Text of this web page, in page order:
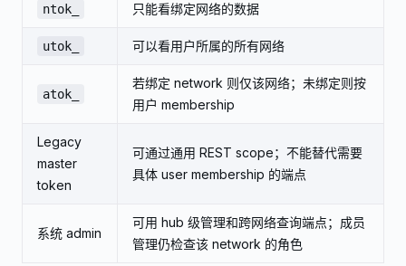
ntok_ 只能看绑定网络的数据
utok_ 可以看用户所属的所有网络
atok_
若绑定 network 则仅该网络；未绑定则按
用户 membership
Legacy
master
token
可通过通用 REST scope；不能替代需要
具体 user membership 的端点
系统 admin
可用 hub 级管理和跨网络查询端点；成员
管理仍检查该 network 的角色